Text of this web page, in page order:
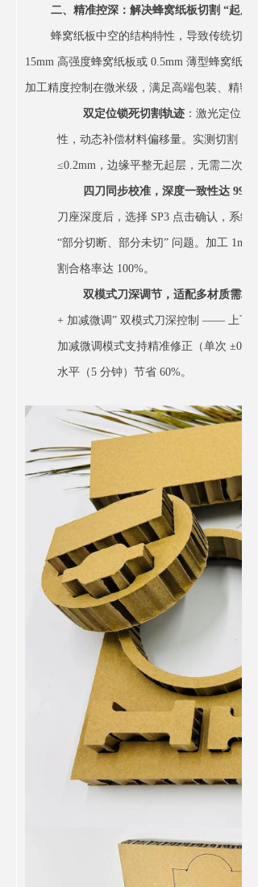
二、精准控深：解决蜂窝纸板切割 “起层
蜂窝纸板中空的结构特性，导致传统切
15mm 高强度蜂窝纸板或 0.5mm 薄型蜂窝纸
加工精度控制在微米级，满足高端包装、精密
双定位锁死切割轨迹 ：激光定位 +
性，动态补偿材料偏移量。实测切割
≤0.2mm，边缘平整无起层，无需二次
四刀同步校准，深度一致性达 99.8%
刀座深度后，选择 SP3 点击确认，系
“部分切断、部分未切” 问题。加工
割合格率达 100%。
双模式刀深调节，适配多材质需求
+ 加减微调” 双模式刀深控制 —— 上下
加减微调模式支持精准修正（单次
水平（5 分钟）节省 60%。